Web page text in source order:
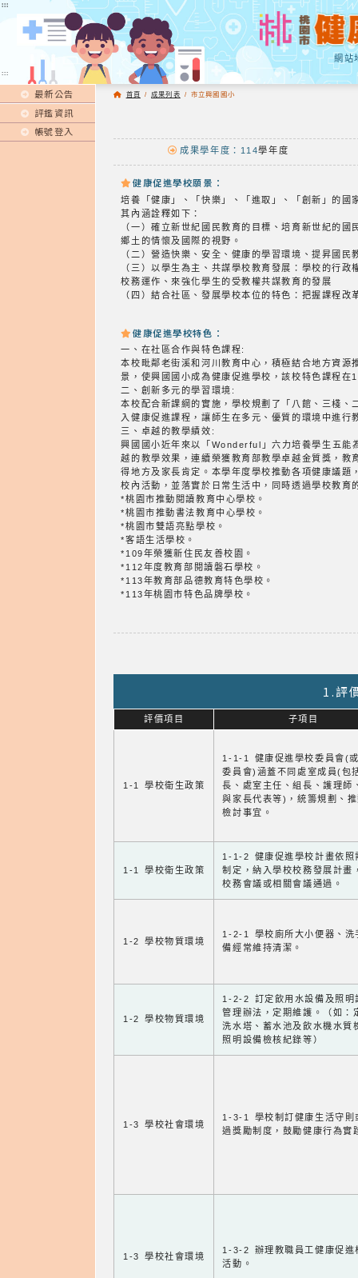
:::
網站
:::
最新公告
評鑑資訊
帳號登入
首頁 / 成果列表 / 市立興國國小
成果學年度：114學年度
健康促進學校願景：
培養「健康」、「快樂」、「進取」、「創新」的國
其內涵詮釋如下：
（一）確立新世紀國民教育的目標、培育新世紀的
鄉土的情懷及國際的視野。
（二）營造快樂、安全、健康的學習環境、提昇國
（三）以學生為主、共謀學校教育發展：學校的行
校務運作、來強化學生的受教權共謀教育的發展
（四）結合社區、發展學校本位的特色：把握課程
健康促進學校特色：
一、在社區合作與特色課程:
本校毗鄰老街溪和河川教育中心，積極結合地方資
景，使興國國小成為健康促進學校，該校特色課程在
二、創新多元的學習環境:
本校配合新課綱的實施，學校規劃了「八館、三棧
入健康促進課程，讓師生在多元、優質的環境中進行
三、卓越的教學績效:
興國國小近年來以「Wonderful」六力培養學生五能
越的教學效果，連續榮獲教育部教學卓越金質獎，
得地方及家長肯定。本學年度學校推動各項健康議
校內活動，並落實於日常生活中，同時透過學校教
*桃園市推動閱讀教育中心學校。
*桃園市推動書法教育中心學校。
*桃園市雙語亮點學校。
*客語生活學校。
*109年榮獲新住民友善校園。
*112年度教育部閱讀磐石學校。
*113年教育部品德教育特色學校。
*113年桃園市特色品牌學校。
1.評
評價項目 子項目
1-1 學校衛生政策
1-1-1 健康促進學校委員會(
委員會)涵蓋不同處室成員(包
長、處室主任、組長、護理師
與家長代表等)，統籌規劃、
檢討事宜。
1-1 學校衛生政策
1-1-2 健康促進學校計畫依照
制定，納入學校校務發展計畫
校務會議或相關會議通過。
1-2 學校物質環境
1-2-1 學校廁所大小便器、洗
備經常維持清潔。
1-2 學校物質環境
1-2-2 訂定飲用水設備及照明
管理辦法，定期維護。（如：
洗水塔、蓄水池及飲水機水質
照明設備檢核紀錄等）
1-3 學校社會環境
1-3-1 學校制訂健康生活守則
過獎勵制度，鼓勵健康行為實
1-3 學校社會環境
1-3-2 辦理教職員工健康促進
活動。
:::